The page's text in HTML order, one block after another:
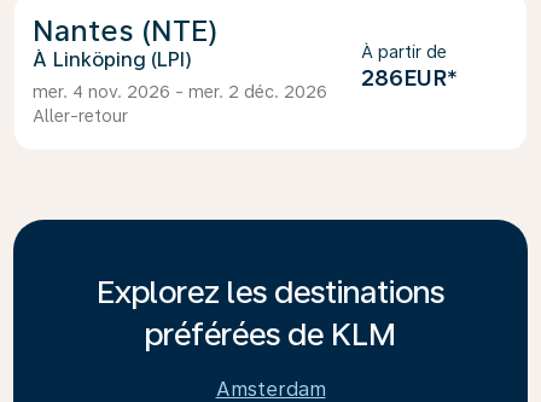
Nantes (NTE)
Linköping (LPI)
mer. 4 nov. 2026 - mer. 2 déc. 2026
Aller-retour
À partir de
286EUR*
Explorez les destinations
préférées de KLM
Amsterdam